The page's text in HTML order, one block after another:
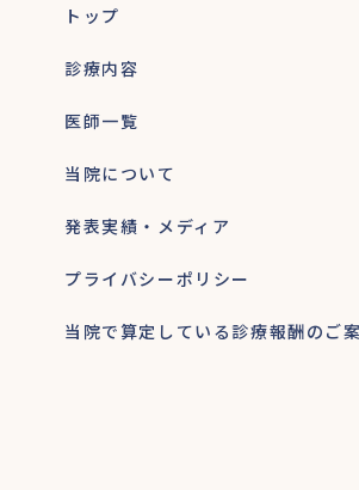
トップ
診療内容
医師一覧
当院について
発表実績・メディア
プライバシーポリシー
当院で算定している診療報酬のご